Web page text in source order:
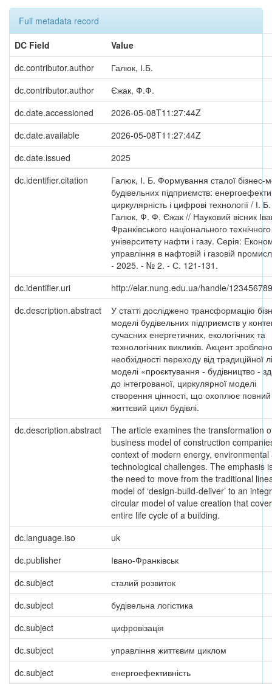
Full metadata record
DC Field
Value
dc.contributor.author
Галюк, І.Б.
dc.contributor.author
Єжак, Ф.Ф.
dc.date.accessioned
2026-05-08T11:27:44Z
dc.date.available
2026-05-08T11:27:44Z
dc.date.issued
2025
dc.identifier.citation
Галюк, І. Б. Формування сталої бізнес-
будівельних підприємств:
циркулярність і цифрові технології / І. Б.
Галюк, Ф. Ф. Єжак // Науковий вісник
Франківського національного технічного
університету нафти і газу. Серія:
управління в нафтовій і газовій
- 2025. - № 2. - С. 121-131.
dc.identifier.uri
http://elar.nung.edu.ua/handle/
dc.description.abstract
У статті досліджено трансформацію
моделі будівельних підприємств у
сучасних енергетичних, екологічних та
технологічних викликів. Акцент
необхідності переходу від традиційної
моделі «проєктування - будівництво -
до інтегрованої, циркулярної моделі
створення цінності, що охоплює повний
життєвий цикл будівлі.
dc.description.abstract
The article examines the transformation
business model of construction
context of modern energy, environmental
technological challenges. The emphasis
the need to move from the traditional
model of ‘design-build-deliver’ to an
circular model of value creation that
entire life cycle of a building.
dc.language.iso
uk
dc.publisher
Івано-Франківськ
dc.subject
сталий розвиток
dc.subject
будівельна логістика
dc.subject
цифровізація
dc.subject
управління життєвим циклом
dc.subject
енергоефективність